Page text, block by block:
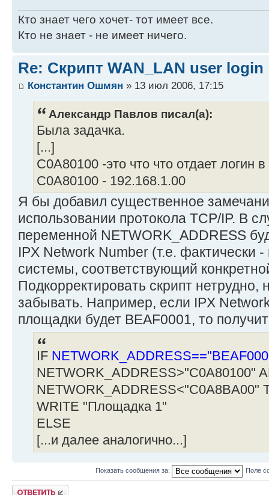
Кто знает чего хочет- тот имеет все.
Кто не знает - не имеет ничего.
Re: Скрипт WAN_LAN user login
Константин Ошмян » 13 июл 2006, 17:15
Александр Павлов писал(а):
Была задачка.
[...]
C0A80100 -это что что отдает логин
C0A80100 - 192.168.1.00
Я бы добавил существенное
использовании протокола TCP/IP. В
переменной NETWORK_ADDRESS
IPX Network Number (т.е. фактически
системы, соответствующий
Подкорректировать скрипт нетрудно,
забывать. Например, если IPX
площадки будет BEAF0001, то
IF
NETWORK_ADDRESS>"C0A80100"
NETWORK_ADDRESS<"C0A8BA00"
WRITE "Площадка 1"
ELSE
[...и далее аналогично...]
Показать сообщения за: Поле
Ответить